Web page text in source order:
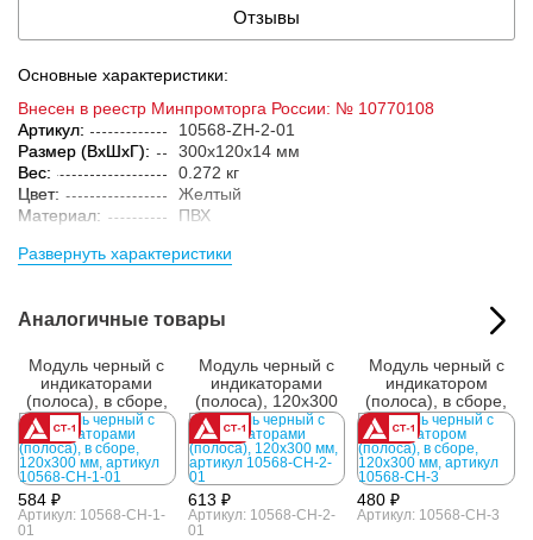
Отзывы
Основные характеристики:
Внесен в реестр Минпромторга России: № 10770108
Артикул:
10568-ZH-2-01
Размер (ВxШxГ):
300x120x14 мм
Вес:
0.272 кг
Цвет:
Желтый
Материал:
ПВХ
Размер (ВxШxГ):
320x132x20 мм
Кол-во изделий в
10 компл.
Развернуть характеристики
Аналогичные товары
Модуль черный с
индикаторами
(полоса), в сборе,
120x300 мм
584 ₽
Артикул: 10568-CH-1-
01
Модуль черный с
индикаторами
(полоса), 120x300
мм
613 ₽
Артикул: 10568-CH-2-
01
Модуль черный с
индикатором
(полоса), в сборе,
120x300 мм
480 ₽
Артикул: 10568-CH-3